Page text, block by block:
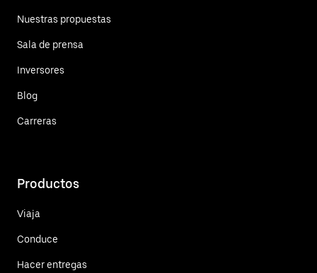
Nuestras propuestas
Sala de prensa
Inversores
Blog
Carreras
Productos
Viaja
Conduce
Hacer entregas